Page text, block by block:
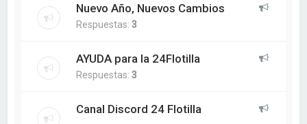
Nuevo Año, Nuevos Cambios
Respuestas:3
AYUDA para la 24Flotilla
Respuestas:3
Canal Discord 24 Flotilla